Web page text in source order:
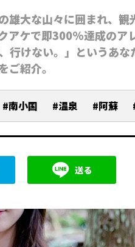
雄大な山々に囲まれ、観
アケで即300%達成のア
行けない。」というあな
紹介。
#南小国 #温泉 #阿蘇
送る